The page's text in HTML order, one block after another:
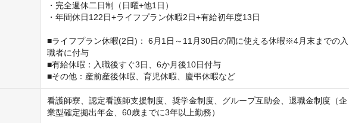
・完全週休二日制（日曜+他1日）
・年間休日122日+ライフプラン休暇2日+有給初年度13日
■ライフプラン休暇(2日)： 6月1日～11月30日の間に使える休暇※4月末までの入
職者に付与
■有給休暇：入職後すぐ3日、6か月後10日付与
■その他：産前産後休暇、育児休暇、慶弔休暇など
看護師寮、認定看護師支援制度、奨学金制度、グループ互助会、退職金制度（企
業型確定拠出年金、60歳までに3年以上勤務）